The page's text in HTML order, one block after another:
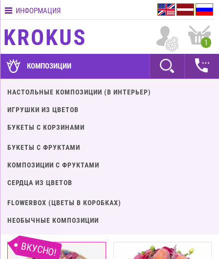
Контакты
Условия
ГАРАНТИИ
оплатить?
Как
оформить
заказ?
ИНФОРМАЦИЯ
KROKUS 1
КОМПОЗИЦИИ
НАСТОЛЬНЫЕ КОМПОЗИЦИИ (В ИНТЕРЬЕР)
ИГРУШКИ ИЗ ЦВЕТОВ
БУКЕТЫ С КОРЗИНАМИ
БУКЕТЫ С ФРУКТАМИ
КОМПОЗИЦИИ С ФРУКТАМИ
СЕРДЦА ИЗ ЦВЕТОВ
FLOWERBOX (ЦВЕТЫ В КОРОБКАХ)
НЕОБЫЧНЫЕ КОМПОЗИЦИИ
ВКУСНО!